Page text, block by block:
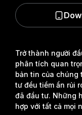
Trở thành người
phân tích quan
bản tin của chúng
tư đều tiềm ẩn rủi
đã đầu tư. Những
hợp với tất cả mọi